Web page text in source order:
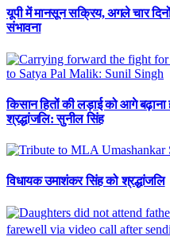
यूपी में मानसून सक्रिय, अगले चार दिनों
संभावना
किसान हितों की लड़ाई को आगे
श्रद्धांजलि: सुनील सिंह
विधायक उमाशंकर सिंह को श्रद्धांजलि